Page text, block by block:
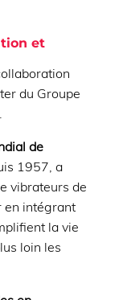
et
du Groupe
de
1957, a
vibrateurs de
en intégrant
la vie
loin les